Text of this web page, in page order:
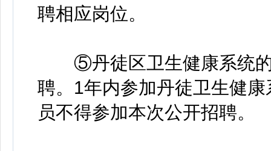
聘相应岗位。
⑤丹徒区卫生健康系统的
聘。1年内参加丹徒卫生健
员不得参加本次公开招聘。